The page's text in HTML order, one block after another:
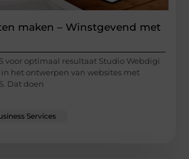
maken – Winstgevend met
voor optimaal resultaat Studio Webdigi
in het ontwerpen van websites met
Dat doen
Services